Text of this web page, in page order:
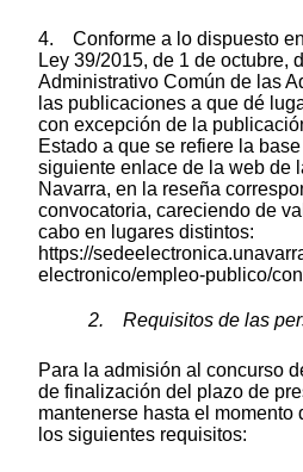
4. Conforme a lo dispuesto
Ley 39/2015, de 1 de octubre,
Administrativo Común de las
las publicaciones a que dé
con excepción de la
Estado a que se refiere la
siguiente enlace de la web de
Navarra, en la reseña
convocatoria, careciendo de
cabo en lugares distintos:
https://
electronico/empleo-publico/
2. Requisitos de las
Para la admisión al concurso
de finalización del plazo de
mantenerse hasta el momento
los siguientes requisitos: